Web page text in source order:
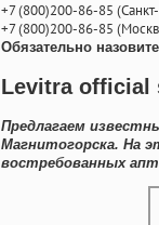
+7(800)200-86-85 (
+7(800)200-86-85 (
Обязательно
Levitra official
Предлагаем
Магнитогорска. На
востребованных